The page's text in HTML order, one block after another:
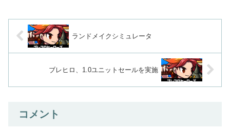
ランドメイクシミュレータ
ブレヒロ、1.0ユニットセールを実施
コメント